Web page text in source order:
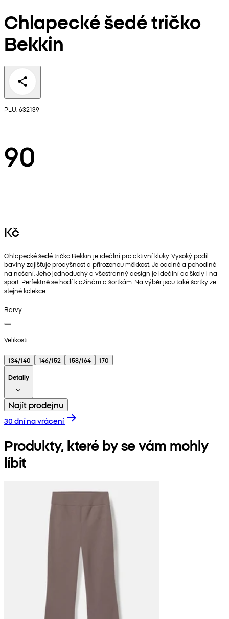
Chlapecké šedé tričko
Bekkin
PLU: 632139
90
Kč
Chlapecké šedé tričko Bekkin je ideální pro aktivní kluky. Vysoký podíl
bavlny zajišťuje prodyšnost a přirozenou měkkost. Je odolné a pohodlné
na nošení. Jeho jednoduchý a všestranný design je ideální do školy i na
sport. Perfektně se hodí k džínám a šortkám. Na výběr jsou také šortky ze
stejné kolekce.
Barvy
Velikosti
134/140 146/152 158/164
170
Detaily
Najít prodejnu
30 dní na vrácení
Produkty, které by se vám mohly
líbit